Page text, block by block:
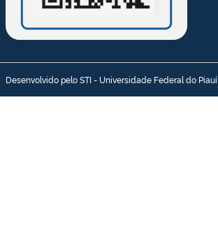
Desenvolvido pelo STI - Universidade Federal do Piauí